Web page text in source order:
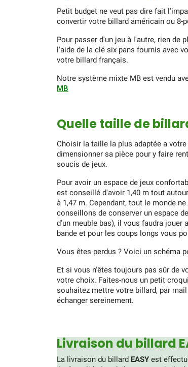
Petit budget ne veut pas dire fait
convertir votre billard américain ou 8-
Pour passer d'un jeu à l'autre, rien de
l'aide de la clé six pans fournis avec
votre billard français.
Notre système mixte MB est vendu
MB
Quelle taille de
Choisir la taille la plus adaptée a
dimensionner sa pièce pour y faire
soucis de jeux.
Pour avoir un espace de jeux
est conseillé d'avoir 1,40 m tout
à 1,47 m. Cependant, tout le monde
conseillons de conserver un espace
d'un meuble bas), il vous faudra jouer
bande et pour les coups longs vous
Vous êtes perdus ? Voici un schéma
Et si vous n'êtes toujours pas sûr de
votre choix. Faites-nous un petit
souhaitez mettre votre billard, par
échanger sereinement.
Livraison du billard
La livraison du billard EASY est